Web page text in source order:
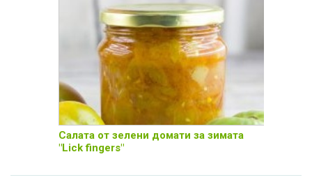
Салата от зелени домати за зимата
"Lick fingers"